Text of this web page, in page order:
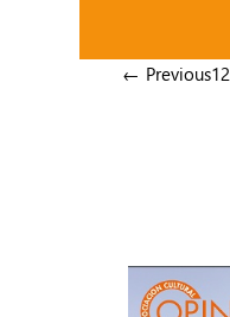
← Previous12